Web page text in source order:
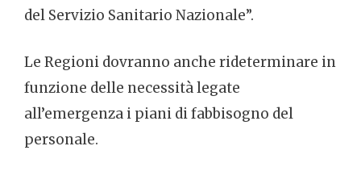
del Servizio Sanitario Nazionale”.
Le Regioni dovranno anche rideterminare in
funzione delle necessità legate
all’emergenza i piani di fabbisogno del
personale.